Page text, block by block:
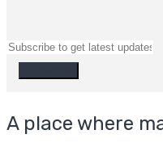
A place where